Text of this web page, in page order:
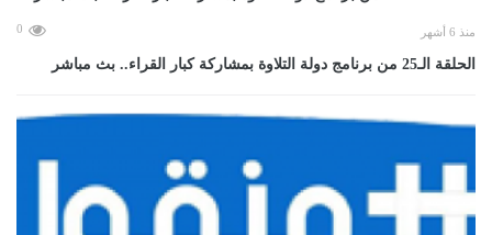
منذ 6 أشهر 0
الحلقة الـ25 من برنامج دولة التلاوة بمشاركة كبار القراء.. بث مباشر